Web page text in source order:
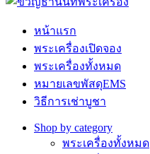
หน้าแรก
พระเครื่องเปิดจอง
พระเครื่องทั้งหมด
หมายเลขพัสดุEMS
วิธีการเช่าบูชา
Shop by category
พระเครื่องทั้งหมด